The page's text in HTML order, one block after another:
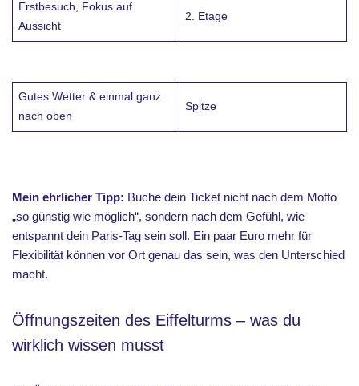
Erstbesuch, Fokus auf
Aussicht
2. Etage
Gutes Wetter & einmal ganz
nach oben
Spitze
Mein ehrlicher Tipp: Buche dein Ticket nicht nach dem Motto
„so günstig wie möglich“, sondern nach dem Gefühl, wie
entspannt dein Paris-Tag sein soll. Ein paar Euro mehr für
Flexibilität können vor Ort genau das sein, was den Unterschied
macht.
Öffnungszeiten des Eiffelturms – was du
wirklich wissen musst